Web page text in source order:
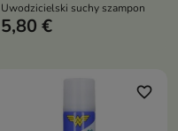
Uwodzicielski suchy szampon
5,80 €
favorite_border